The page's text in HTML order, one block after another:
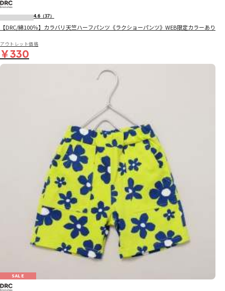
4.6 （37）
【DRC/綿100％】カラバリ天竺ハーフパンツ《ラクショーパンツ》WEB限定カラーあり
アウトレット価格
￥330
SALE